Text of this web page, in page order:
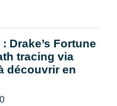
Drake’s Fortune
tracing via
découvrir en